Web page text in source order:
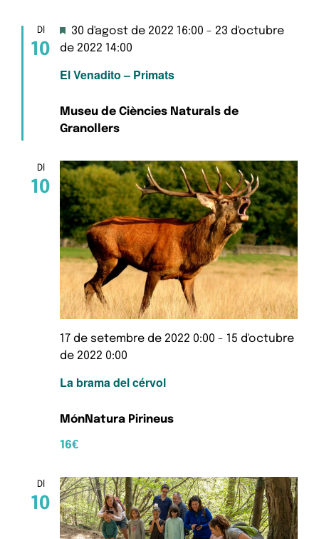
Dl
10
El Venadito – Primats
Destacats
30 d'agost de 2022 16:00 - 23 d'octubre
de 2022 14:00
Museu de Ciències Naturals de
Granollers
Dl
10
La brama del cérvol
17 de setembre de 2022 0:00 - 15 d'octubre
de 2022 0:00
MónNatura Pirineus
16€
Dl
10